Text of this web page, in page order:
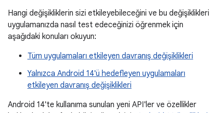
Hangi değişikliklerin sizi etkileyebileceğini ve bu değişiklikleri
uygulamanızda nasıl test edeceğinizi öğrenmek için
aşağıdaki konuları okuyun:
Tüm uygulamaları etkileyen davranış değişiklikleri
Yalnızca Android 14'ü hedefleyen uygulamaları
etkileyen davranış değişiklikleri
Android 14'te kullanıma sunulan yeni API'ler ve özellikler